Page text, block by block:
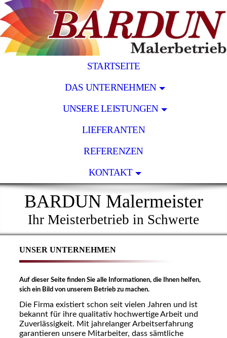
STARTSEITE
DAS UNTERNEHMEN
UNSERE LEISTUNGEN
LIEFERANTEN
REFERENZEN
KONTAKT
BARDUN Malermeister
Ihr Meisterbetrieb in Schwerte
UNSER UNTERNEHMEN
Auf dieser Seite finden Sie alle Informationen, die Ihnen helfen,
sich ein Bild von unserem Betrieb zu machen.
Die Firma existiert schon seit vielen Jahren und ist
bekannt für ihre qualitativ hochwertige Arbeit und
Zuverlässigkeit. Mit jahrelanger Arbeitserfahrung
garantieren unsere Mitarbeiter, dass sämtliche